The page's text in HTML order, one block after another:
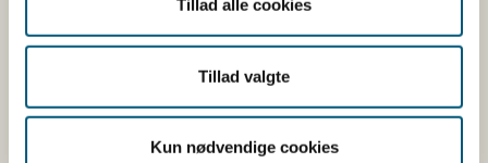
Tillad alle cookies
Tillad valgte
Kun nødvendige cookies
Følg os
Facebook